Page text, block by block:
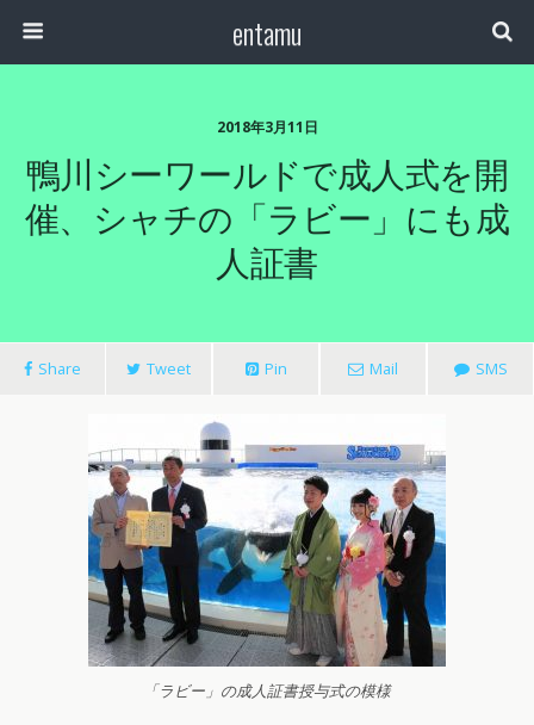
entamu
2018年3月11日
鴨川シーワールドで成人式を開
催、シャチの「ラビー」にも成
人証書
Share Tweet Pin Mail SMS
「ラビー」の成人証書授与式の模様